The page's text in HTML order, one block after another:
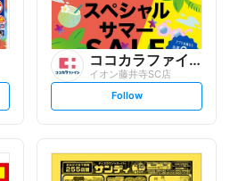
ココカラファイン
イオン藤井寺SC店
s
t
l
o
w
Follow